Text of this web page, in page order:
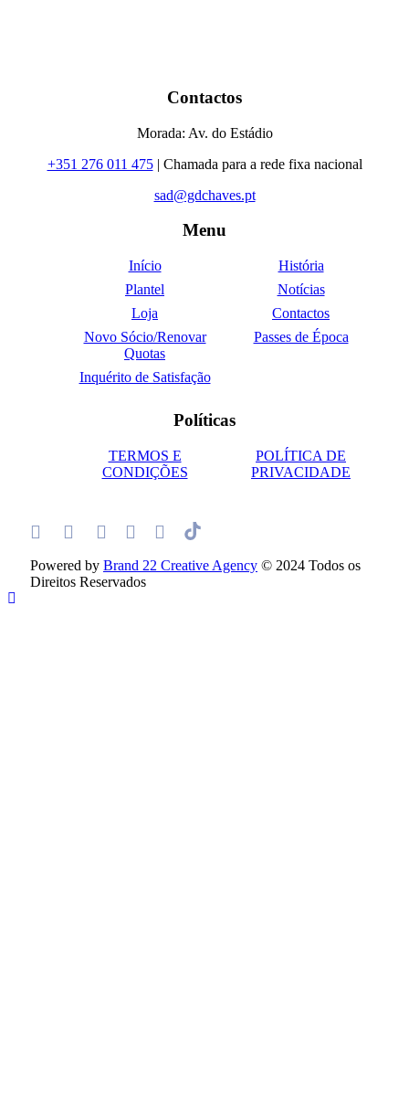
Contactos
Morada: Av. do Estádio
+351 276 011 475| Chamada para a rede fixa nacional
sad@gdchaves.pt
Menu
Início
História
Plantel
Notícias
Loja
Contactos
Novo Sócio/Renovar
Quotas
Passes de Época
Inquérito de Satisfação
Políticas
TERMOS E
CONDIÇÕES
POLÍTICA DE
PRIVACIDADE
Powered by Brand 22 Creative Agency © 2024 Todos os
Direitos Reservados